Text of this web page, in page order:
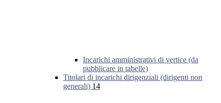
Incarichi amministrativi di vertice (da
pubblicare in tabelle)
Titolari di incarichi dirigenziali (dirigenti non
generali) 14